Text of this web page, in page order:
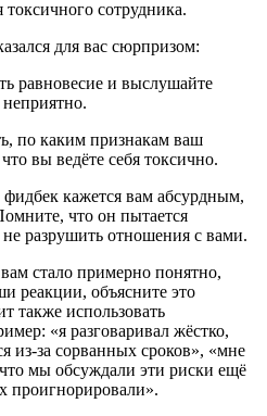
сотрудника.
для вас сюрпризом:
равновесие и выслушайте
неприятно.
по каким признакам ваш
вы ведёте себя токсично.
кажется вам абсурдным,
что он пытается
разрушить отношения с вами.
стало примерно понятно,
реакции, объясните это
также использовать
«я разговаривал жёстко,
из‑за сорванных сроков», «мне
мы обсуждали эти риски ещё
проигнорировали».